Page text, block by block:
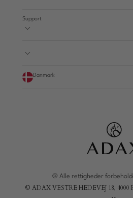
Support
Danmark
@ Alle rettigheder
© ADAX VESTRE HEDEVEJ 18, 4000